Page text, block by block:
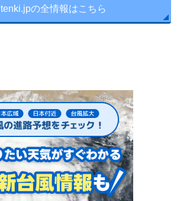
tenki.jpの全情報はこちら